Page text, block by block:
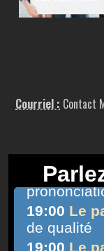
Courriel : Contact